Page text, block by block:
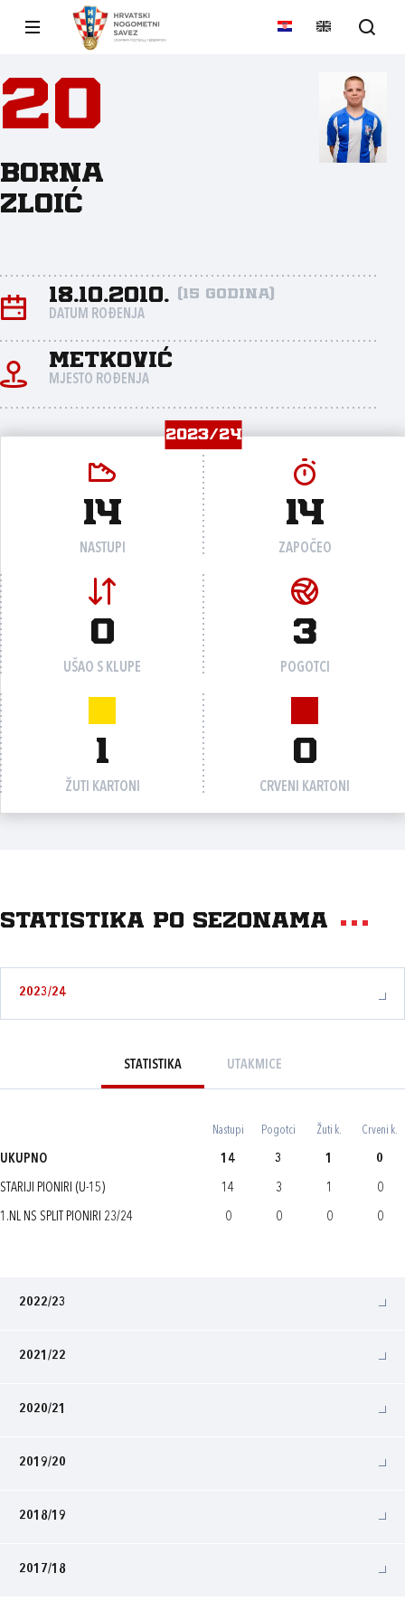
20
Borna
Zloić
18.10.2010. (15 godina)
DATUM ROĐENJA
Metković
MJESTO ROĐENJA
2023/24
14
NASTUPI
14
ZAPOČEO
0
UŠAO S KLUPE
3
POGOTCI
1
ŽUTI KARTONI
0
CRVENI KARTONI
Statistika po sezonama
2023/24
STATISTIKA UTAKMICE
Nastupi Pogotci Žuti k. Crveni k.
UKUPNO 14 3 1 0
STARIJI PIONIRI (U-15) 14 3 1 0
1.NL NS SPLIT PIONIRI 23/24 0 0 0 0
2022/23
2021/22
2020/21
2019/20
2018/19
2017/18